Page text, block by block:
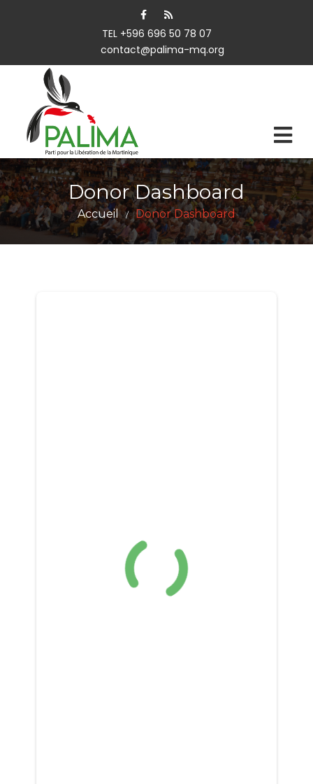
TEL +596 696 50 78 07
contact@palima-mq.org
Donor Dashboard
Accueil / Donor Dashboard